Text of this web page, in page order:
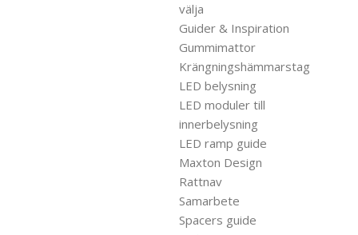
välja
Guider & Inspiration
Gummimattor
Krängningshämmarstag
LED belysning
LED moduler till
innerbelysning
LED ramp guide
Maxton Design
Rattnav
Samarbete
Spacers guide